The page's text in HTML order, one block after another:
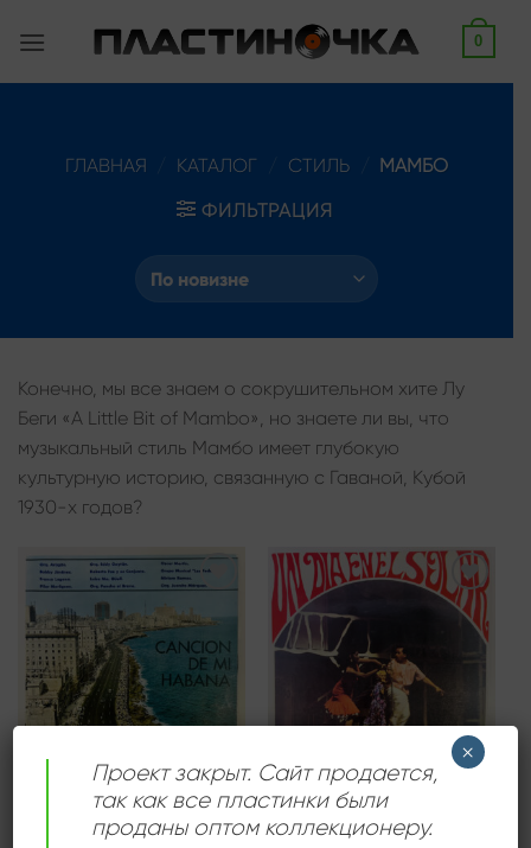
0
ГЛАВНАЯ КАТАЛОГ СТИЛЬ
МАМБО
ФИЛЬТРАЦИЯ
Конечно, мы все знаем о сокрушительном хите Лу
Беги «A Little Bit of Mambo», но знаете ли вы, что
музыкальный стиль Мамбо имеет глубокую
культурную историю, связанную с Гаваной, Кубой
1930-х годов?
wishlist
БАЛЛАДЫ
Cancion De Mi Habana
960,00₽
Add to
wishlist
ГУАГУАНКО
Orquesta Del Teatro
Musical De La Habana –
Проект закрыт. Сайт продается,
так как все пластинки были
проданы оптом коллекционеру.
×